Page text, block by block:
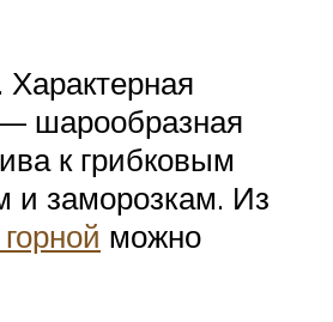
Характерная
шарообразная
к грибковым
и заморозкам. Из
можно